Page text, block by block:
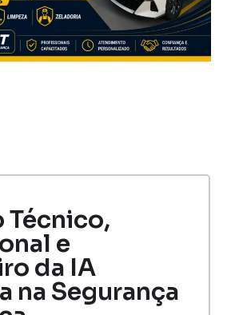
Técnico,
e
da IA
na Segurança